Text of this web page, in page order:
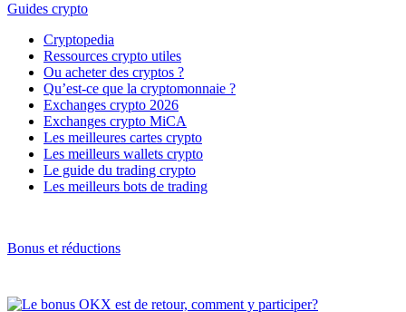
Guides crypto
Cryptopedia
Ressources crypto utiles
Ou acheter des cryptos ?
Qu’est-ce que la cryptomonnaie ?
Exchanges crypto 2026
Exchanges crypto MiCA
Les meilleures cartes crypto
Les meilleurs wallets crypto
Le guide du trading crypto
Les meilleurs bots de trading
Bonus et réductions